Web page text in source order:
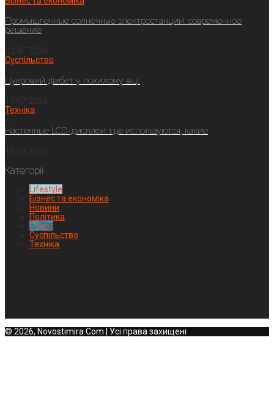
Промышленные солнечные электростанции: современное
решение
Суспільство
Цукровий діабет у похилому віці:
Техніка
Настенные LCD-дисплеи: где используются, какие
Категорії
Lifestyle
Бізнес та економіка
Новини
Політика
Спорт
Суспільство
Техніка
© 2026, Novostimira.Com | Усі права захищені